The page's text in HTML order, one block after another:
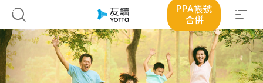
PPA帳號
合併